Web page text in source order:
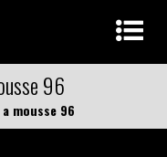
96
mousse 96